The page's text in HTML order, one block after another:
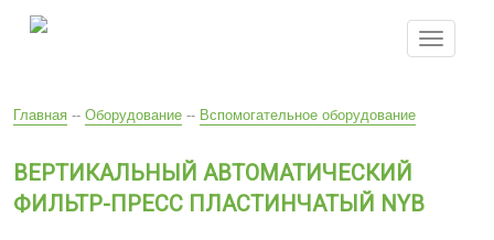
Перейти
Toggle
navigation
Вы
здесь
Главная -- Оборудование -- Вспомогательное оборудование
ВЕРТИКАЛЬНЫЙ АВТОМАТИЧЕСКИЙ
ФИЛЬТР-ПРЕСС ПЛАСТИНЧАТЫЙ NYB